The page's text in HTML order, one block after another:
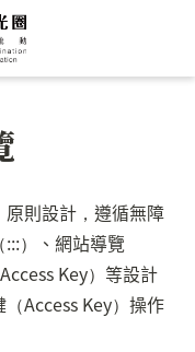
則設計，遵循無障
）、網站導覽
Key）等設計
Access Key）操作